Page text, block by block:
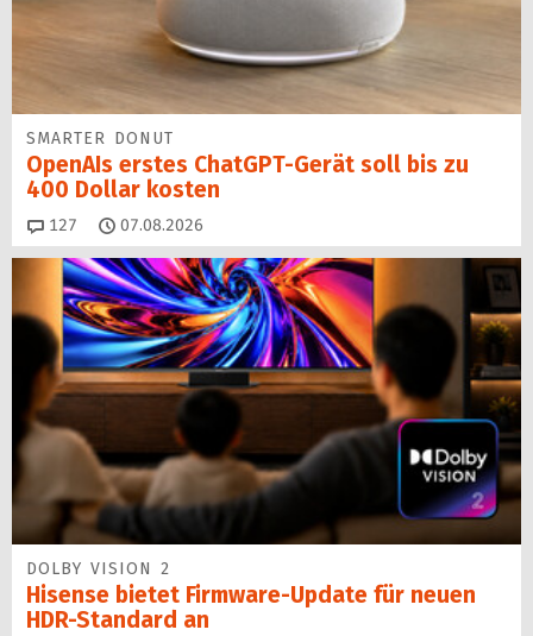
SMARTER DONUT
OpenAIs erstes ChatGPT-Gerät soll bis zu
400 Dollar kosten
127 Kommentare
07.08.2026
DOLBY VISION 2
Hisense bietet Firmware-Update für neuen
HDR-Standard an